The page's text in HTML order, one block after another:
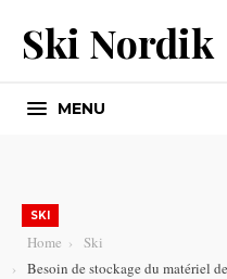
Ski Nordik
MENU
SKI
Home
Ski
Besoin de stockage du matériel